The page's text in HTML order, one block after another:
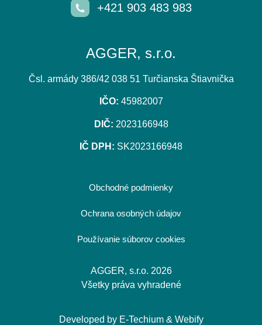
+421 903 483 983
AGGER, s.r.o.
Čsl. armády 386/42 038 51 Turčianska Štiavnička
IČO: 45982007
DIČ: 2023166948
IČ DPH: SK2023166948
Obchodné podmienky
Ochrana osobných údajov
Používanie súborov cookies
AGGER, s.r.o. 2026
Všetky práva vyhradené
Developed by E-Techium& Webify